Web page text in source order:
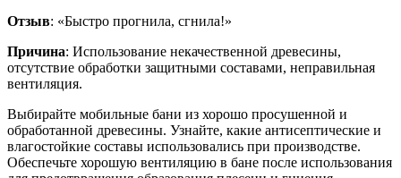
Отзыв: «Быстро прогнила, сгнила!»
Причина: Использование некачественной древесины,
отсутствие обработки защитными составами, неправильная
вентиляция.
Выбирайте мобильные бани из хорошо просушенной и
обработанной древесины. Узнайте, какие антисептические и
влагостойкие составы использовались при производстве.
Обеспечьте хорошую вентиляцию в бане после использования